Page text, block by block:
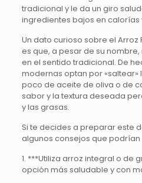
tradicional y le da un giro
ingredientes bajos en calorías
Un dato curioso sobre el Arroz
es que, a pesar de su
en el sentido tradicional. De
modernas optan por «saltear»
poco de aceite de oliva o de
sabor y la textura deseada
y las grasas.
Si te decides a preparar este
algunos consejos que podrían
1. ***Utiliza arroz integral o de
opción más saludable y con